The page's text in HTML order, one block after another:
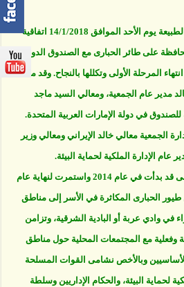
وقعت الجمعية الملكية لحماية الطبيعة يوم الأحد الموافق 14/1/2018 اتفاقية
على طائر الحبارى مع الصندوق الدولي
المرحلة الأولى وتكللها بالنجاح. وقد مثل
مدير عام الجمعية، ومعالي السيد ماجد
للصندوق في دولة الإمارات العربية المتحدة.
معالي خالد الإيراني ومعالي وزير
عام الإدارة الملكية لحماية البيئة.
والجدير بالذكر أن المرحلة الأولى قد بدأت في عام 2014 واستمرت لنهاية عام
من طيور الحبارى المكاثرة في الأسر إلى مناطق
في وادي عربة أو البادية الشرقية، وتزامن
مع المجتمعات المحلية حول مناطق
وبالأخص نشامى القوات المسلحة
لحماية البيئة، والحكام الإداريين وسلطة